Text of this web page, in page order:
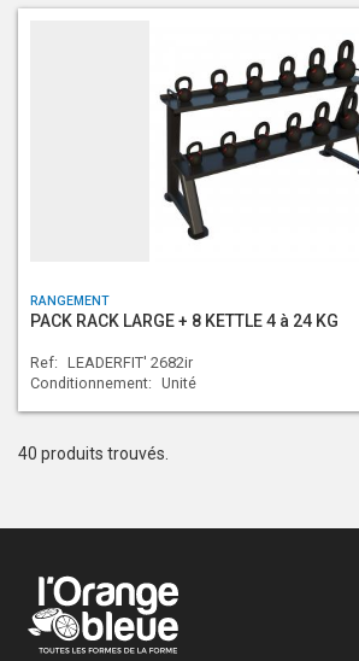
RANGEMENT
PACK RACK LARGE + 8 KETTLE 4 à 24 KG
Ref: LEADERFIT' 2682ir
Conditionnement: Unité
40 produits trouvés.